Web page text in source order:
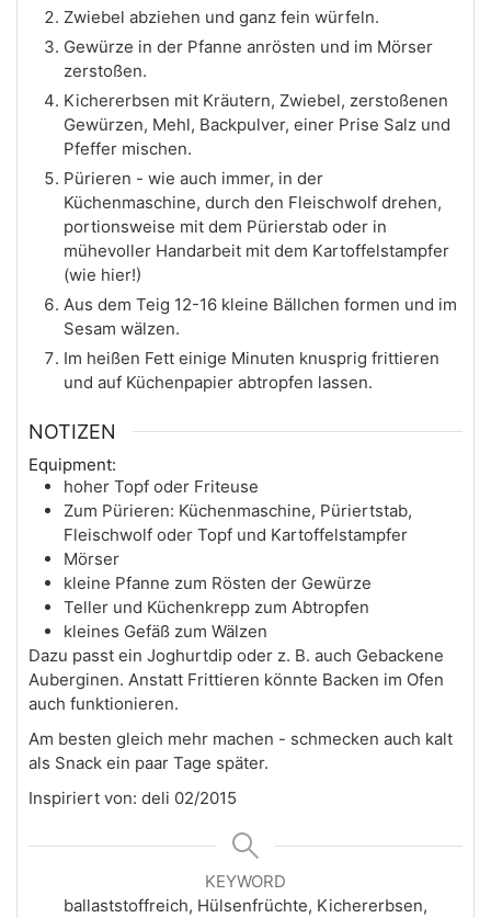
Zwiebel abziehen und ganz fein würfeln.
Gewürze in der Pfanne anrösten und im Mörser
zerstoßen.
Kichererbsen mit Kräutern, Zwiebel, zerstoßenen
Gewürzen, Mehl, Backpulver, einer Prise Salz und
Pfeffer mischen.
Pürieren - wie auch immer, in der
Küchenmaschine, durch den Fleischwolf drehen,
portionsweise mit dem Pürierstab oder in
mühevoller Handarbeit mit dem Kartoffelstampfer
(wie hier!)
Aus dem Teig 12-16 kleine Bällchen formen und im
Sesam wälzen.
Im heißen Fett einige Minuten knusprig frittieren
und auf Küchenpapier abtropfen lassen.
NOTIZEN
Equipment:
hoher Topf oder Friteuse
Zum Pürieren: Küchenmaschine, Püriertstab,
Fleischwolf oder Topf und Kartoffelstampfer
Mörser
kleine Pfanne zum Rösten der Gewürze
Teller und Küchenkrepp zum Abtropfen
kleines Gefäß zum Wälzen
Dazu passt ein Joghurtdip oder z. B. auch Gebackene
Auberginen. Anstatt Frittieren könnte Backen im Ofen
auch funktionieren.
Am besten gleich mehr machen - schmecken auch kalt
als Snack ein paar Tage später.
Inspiriert von: deli 02/2015
KEYWORD
ballaststoffreich, Hülsenfrüchte, Kichererbsen,